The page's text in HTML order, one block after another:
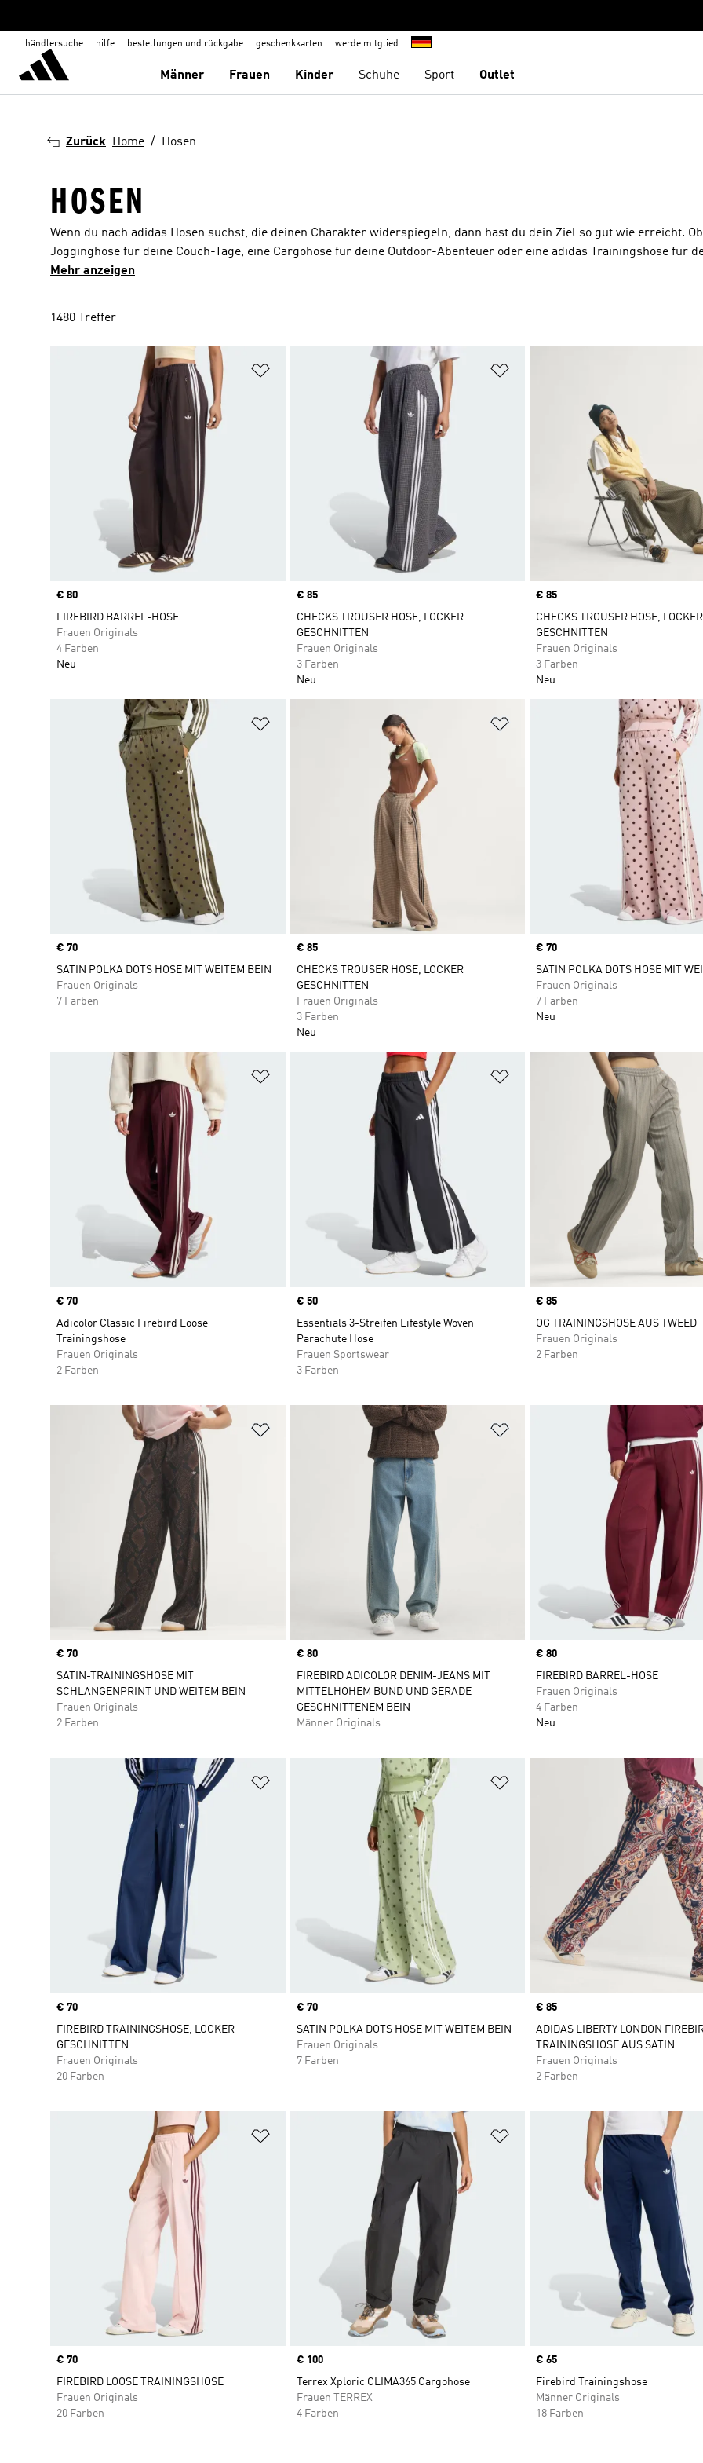
händlersuche hilfe bestellungen und rückgabe geschenkkarten werde mitglied
Männer Frauen Kinder Schuhe Sport Outlet
Zurück Home Hosen
HOSEN
Wenn du nach adidas Hosen suchst, die deinen Charakter widerspiegeln, dann hast du dein Ziel so gut wie erreicht.
Jogginghose für deine Couch-Tage, eine Cargohose für deine Outdoor-Abenteuer oder eine adidas Trainingshose für
brauchst, hier findest du die perfekte Hose für dich. adidas Hosen sind nicht nur bequem, sondern auch stylisch. Sie
noch? Schnapp dir deine Favoriten und los geht's!
Mehr anzeigen
1480 Treffer
Zur Wunschliste hinzufügen
Price
€ 80
FIREBIRD BARREL-HOSE
Frauen Originals
4 Farben
Neu
Price
€ 85
CHECKS TROUSER HOSE, LOCKER
GESCHNITTEN
Frauen Originals
3 Farben
Neu
Price
€ 85
CHECKS TROUSER HOSE, LOCKER
GESCHNITTEN
Frauen Originals
3 Farben
Neu
Zur Wunschliste hinzufügen
Price
€ 70
SATIN POLKA DOTS HOSE MIT WEITEM BEIN
Frauen Originals
7 Farben
Zur Wunschliste hinzufügen
Price
€ 85
CHECKS TROUSER HOSE, LOCKER
GESCHNITTEN
Frauen Originals
3 Farben
Neu
Price
€ 70
SATIN POLKA DOTS HOSE MIT
Frauen Originals
7 Farben
Neu
Zur Wunschliste hinzufügen
Price
€ 70
Adicolor Classic Firebird Loose
Trainingshose
Frauen Originals
2 Farben
Zur Wunschliste hinzufügen
Price
€ 50
Essentials 3-Streifen Lifestyle Woven
Parachute Hose
Frauen Sportswear
3 Farben
Price
€ 85
OG TRAININGSHOSE AUS TWEED
Frauen Originals
2 Farben
Zur Wunschliste hinzufügen
Price
€ 70
SATIN-TRAININGSHOSE MIT
SCHLANGENPRINT UND WEITEM BEIN
Frauen Originals
2 Farben
Zur Wunschliste hinzufügen
Price
€ 80
FIREBIRD ADICOLOR DENIM-JEANS MIT
MITTELHOHEM BUND UND GERADE
GESCHNITTENEM BEIN
Männer Originals
Price
€ 80
FIREBIRD BARREL-HOSE
Frauen Originals
4 Farben
Neu
Zur Wunschliste hinzufügen
Price
€ 70
FIREBIRD TRAININGSHOSE, LOCKER
GESCHNITTEN
Frauen Originals
20 Farben
Zur Wunschliste hinzufügen
Price
€ 70
SATIN POLKA DOTS HOSE MIT WEITEM BEIN
Frauen Originals
7 Farben
Price
€ 85
ADIDAS LIBERTY LONDON
TRAININGSHOSE AUS SATIN
Frauen Originals
2 Farben
Zur Wunschliste hinzufügen
Price
€ 70
FIREBIRD LOOSE TRAININGSHOSE
Frauen Originals
20 Farben
Zur Wunschliste hinzufügen
Price
€ 100
Terrex Xploric CLIMA365 Cargohose
Frauen TERREX
4 Farben
Price
€ 65
Firebird Trainingshose
Männer Originals
18 Farben